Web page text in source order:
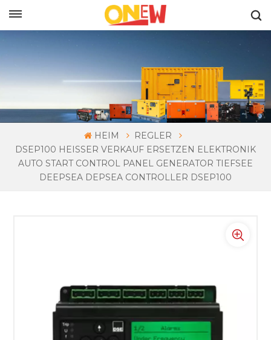
HEIM
REGLER
DSEP100 HEISSER VERKAUF ERSETZEN ELEKTRONIK A
UTO START CONTROL PANEL GENERATOR TIEFSEE D
EEPSEA DEPSEA CONTROLLER DSEP100